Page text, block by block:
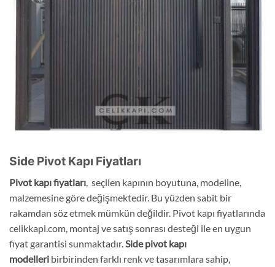
Side Pivot Kapı Fiyatları
Pivot kapı fiyatları , seçilen kapının boyutuna, modeline,
malzemesine göre değişmektedir. Bu yüzden sabit bir
rakamdan söz etmek mümkün değildir. Pivot kapı fiyatlarında
celikkapi.com, montaj ve satış sonrası desteği ile en uygun
fiyat garantisi sunmaktadır. Side pivot kapı
modelleri birbirinden farklı renk ve tasarımlara sahip,